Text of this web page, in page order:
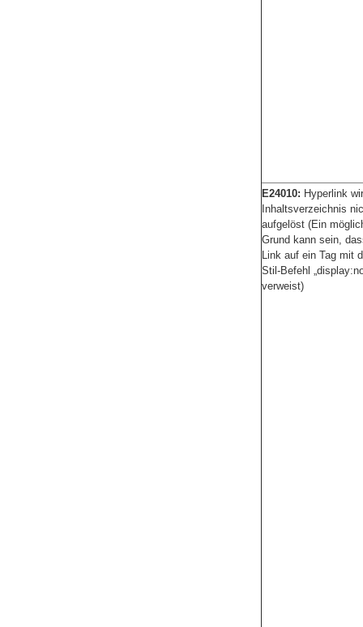
E24010: Hyperlink
Inhaltsverzeichnis
aufgelöst (Ein
Grund kann sein,
Link auf ein Tag mit
Stil-Befehl
verweist)